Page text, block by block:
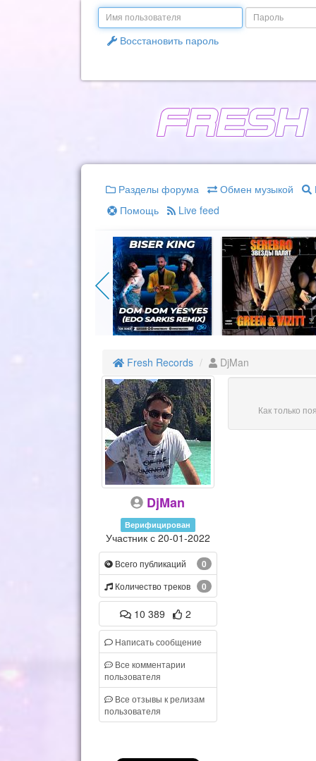
Email
Пароль
Восстановить пароль
Разделы форума Обмен музыкой
Помощь
Live feed
Fresh Records DjMan
DjMan
Верифицирован
Участник с 20-01-2022
0
Всего публикаций
0
Количество треков
10 389 2
Написать сообщение
Все комментарии
пользователя
Все отзывы к релизам
пользователя
Как только